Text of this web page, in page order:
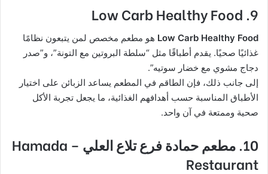
9. Low Carb Healthy Food
Low Carb Healthy Food هو مطعم مخصص لمن يتبعون نظامًا
غذائيًا صحيًا. يقدم أطباقًا مثل “سلطة البروتين مع التونة”، و”صدر
دجاج مشوي مع خضار سوتيه”.
إلى جانب ذلك، فإن الطاقم في المطعم يساعد الزبائن على اختيار
الأطباق المناسبة حسب أهدافهم الغذائية، ما يجعل تجربة الأكل
صحية وممتعة في آن واحد.
10. مطعم حمادة فرع تلاع العلي – Hamada
Restaurant